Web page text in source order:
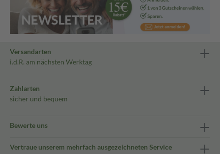
Versandarten
i.d.R. am nächsten Werktag
Zahlarten
sicher und bequem
Bewerte uns
Vertraue unserem mehrfach ausgezeichneten Service